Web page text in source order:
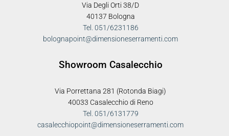
Via Degli Orti 38/D
40137 Bologna
Tel. 051/6231186
bolognapoint@dimensioneserramenti.com
Showroom Casalecchio
Via Porrettana 281 (Rotonda Biagi)
40033 Casalecchio di Reno
Tel. 051/6131779
casalecchiopoint@dimensioneserramenti.com